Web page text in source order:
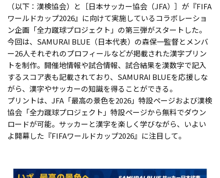
（以下：漢検協会）と［日本サッカー協会（JFA）］が『FIFA
ワールドカップ2026』に向けて実施しているコラボレーショ
ン企画「全力蹴球プロジェクト」の第三弾がスタートした。
今回は、SAMURAI BLUE（日本代表）の森保一監督とメンバ
ー26人それぞれのプロフィールなどが掲載された漢字プリン
トを制作。開催地情報や試合情報、試合結果を漢数字で記入
するスコア表も記載されており、SAMURAI BLUEを応援しな
がら、漢字やサッカーの知識を得ることができる。
プリントは、JFA「最高の景色を2026」特設ページおよび漢検
協会「全力蹴球プロジェクト」特設ページから無料でダウン
ロードが可能。サッカーと漢字を楽しく学びながら、いよい
よ開幕した『FIFAワールドカップ2026』に注目して。